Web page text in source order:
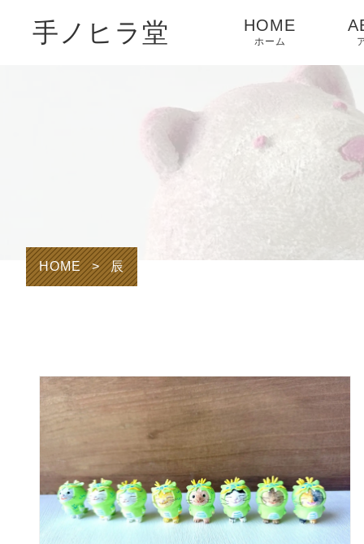
手ノヒラ堂 HOME
ホーム
HOME > 辰